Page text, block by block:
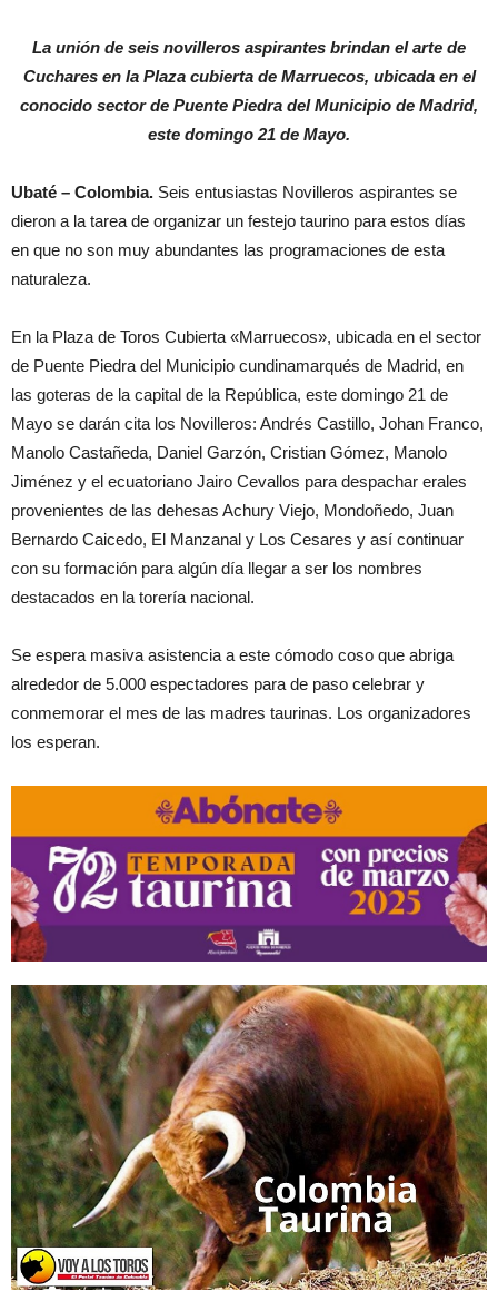
La unión de seis novilleros aspirantes brindan el arte de
Cuchares en la Plaza cubierta de Marruecos, ubicada en el
conocido sector de Puente Piedra del Municipio de Madrid,
este domingo 21 de Mayo.
Ubaté – Colombia. Seis entusiastas Novilleros aspirantes se
dieron a la tarea de organizar un festejo taurino para estos días
en que no son muy abundantes las programaciones de esta
naturaleza.
En la Plaza de Toros Cubierta «Marruecos», ubicada en el sector
de Puente Piedra del Municipio cundinamarqués de Madrid, en
las goteras de la capital de la República, este domingo 21 de
Mayo se darán cita los Novilleros: Andrés Castillo, Johan Franco,
Manolo Castañeda, Daniel Garzón, Cristian Gómez, Manolo
Jiménez y el ecuatoriano Jairo Cevallos para despachar erales
provenientes de las dehesas Achury Viejo, Mondoñedo, Juan
Bernardo Caicedo, El Manzanal y Los Cesares y así continuar
con su formación para algún día llegar a ser los nombres
destacados en la torería nacional.
Se espera masiva asistencia a este cómodo coso que abriga
alrededor de 5.000 espectadores para de paso celebrar y
conmemorar el mes de las madres taurinas. Los organizadores
los esperan.